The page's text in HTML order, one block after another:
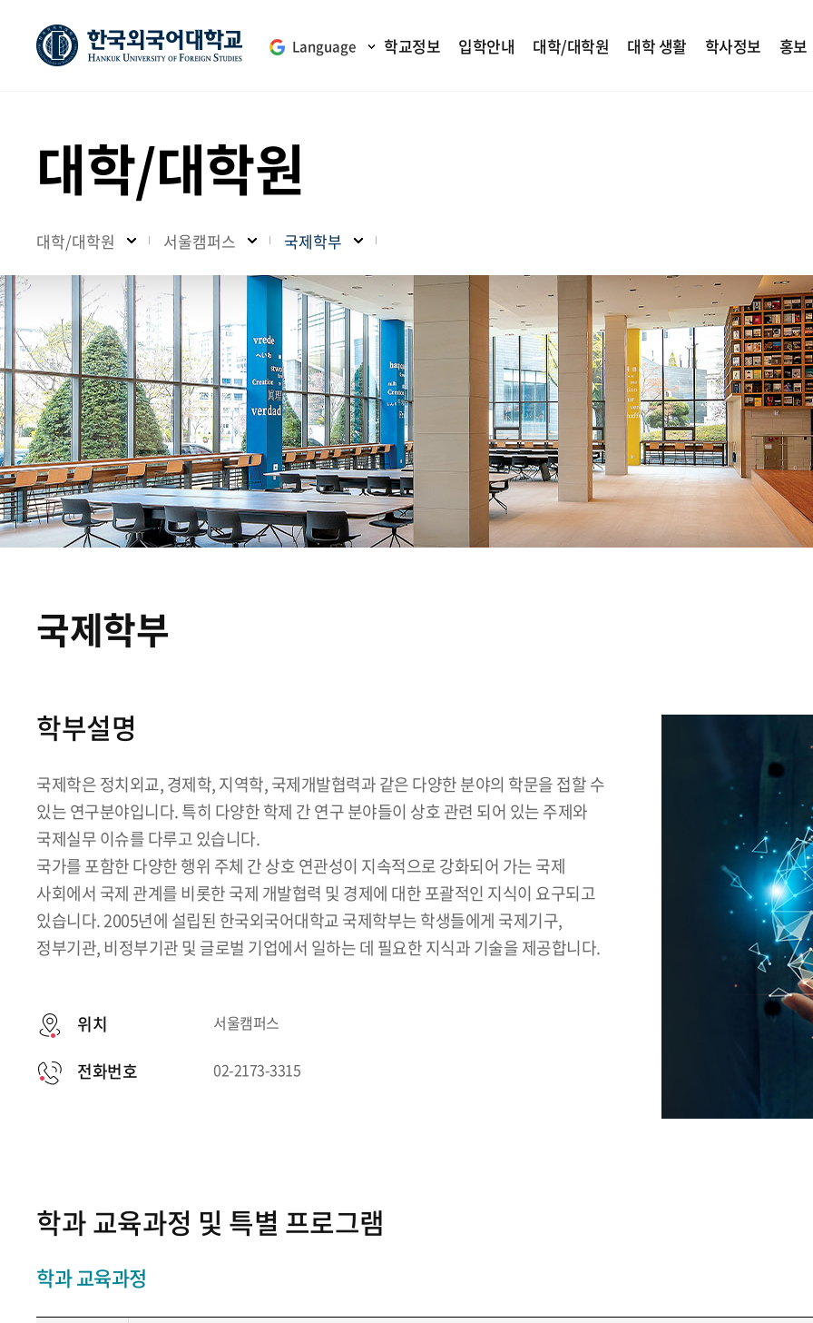
Language 학교정보 입학안내 대학/대학원 대학 생활 학사정보 홍보
대학/대학원
대학/대학원 서울캠퍼스 국제학부
국제학부
학부설명
국제학은 정치외교, 경제학, 지역학, 국제개발협력과 같은 다양한 분야의 학문을 접할 수
있는 연구분야입니다. 특히 다양한 학제 간 연구 분야들이 상호 관련 되어 있는 주제와
국제실무 이슈를 다루고 있습니다.
국가를 포함한 다양한 행위 주체 간 상호 연관성이 지속적으로 강화되어 가는 국제
사회에서 국제 관계를 비롯한 국제 개발협력 및 경제에 대한 포괄적인 지식이 요구되고
있습니다. 2005년에 설립된 한국외국어대학교 국제학부는 학생들에게 국제기구,
정부기관, 비정부기관 및 글로벌 기업에서 일하는 데 필요한 지식과 기술을 제공합니다.
위치 서울캠퍼스
전화번호 02-2173-3315
학과 교육과정 및 특별 프로그램
학과 교육과정